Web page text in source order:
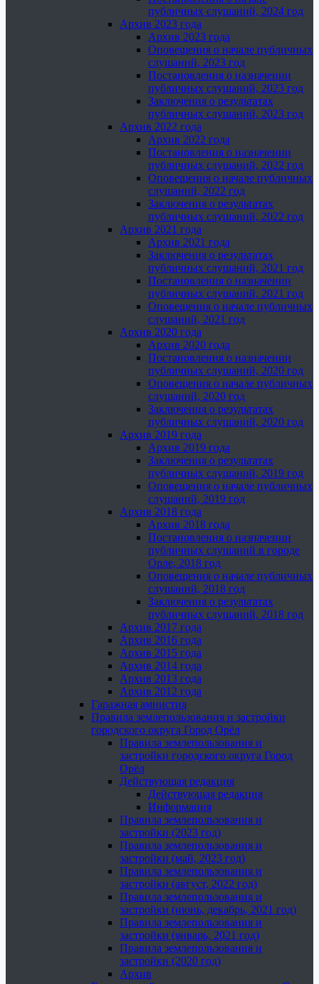
публичных слушаний, 2024 год
Архив 2023 года
Архив 2023 года
Оповещения о начале публичных
слушаний, 2023 год
Постановления о назначении
публичных слушаний, 2023 год
Заключения о результатах
публичных слушаний, 2023 год
Архив 2022 года
Архив 2022 года
Постановления о назначении
публичных слушаний, 2022 год
Оповещения о начале публичных
слушаний, 2022 год
Заключения о результатах
публичных слушаний, 2022 год
Архив 2021 года
Архив 2021 года
Заключения о результатах
публичных слушаний, 2021 год
Постановления о назначении
публичных слушаний, 2021 год
Оповещения о начале публичных
слушаний, 2021 год
Архив 2020 года
Архив 2020 года
Постановления о назначении
публичных слушаний, 2020 год
Оповещения о начале публичных
слушаний, 2020 год
Заключения о результатах
публичных слушаний, 2020 год
Архив 2019 года
Архив 2019 года
Заключения о результатах
публичных слушаний, 2019 год
Оповещения о начале публичных
слушаний, 2019 год
Архив 2018 года
Архив 2018 года
Постановления о назначении
публичных слушаний в городе
Орле, 2018 год
Оповещения о начале публичных
слушаний, 2018 год
Заключения о результатах
публичных слушаний, 2018 год
Архив 2017 года
Архив 2016 года
Архив 2015 года
Архив 2014 года
Архив 2013 года
Архив 2012 года
Гаражная амнистия
Правила землепользования и застройки
городского округа Город Орёл
Правила землепользования и
застройки городского округа Город
Орёл
Действующая редакция
Действующая редакция
Информация
Правила землепользования и
застройки (2023 год)
Правила землепользования и
застройки (май, 2023 год)
Правила землепользования и
застройки (август, 2022 год)
Правила землепользования и
застройки (июнь, декабрь, 2021 год)
Правила землепользования и
застройки (январь, 2021 год)
Правила землепользования и
застройки (2020 год)
Архив